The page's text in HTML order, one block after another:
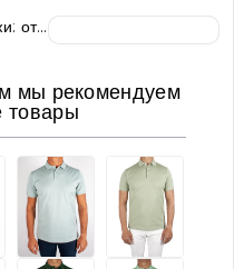
от…
мы рекомендуем